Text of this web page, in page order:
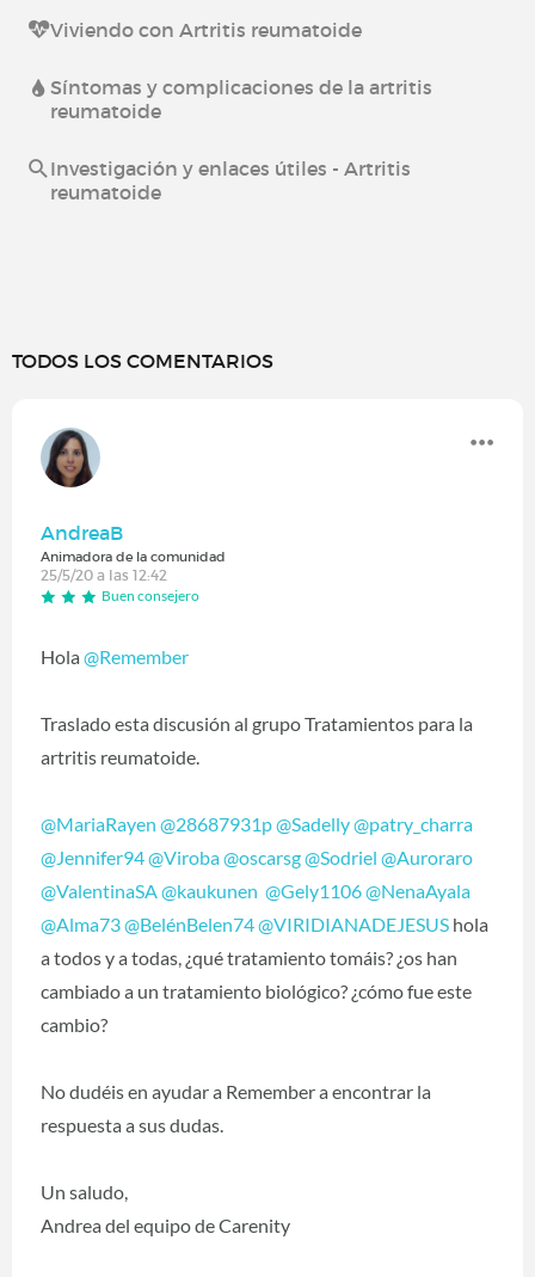
Viviendo con Artritis reumatoide
Síntomas y complicaciones de la artritis
reumatoide
Investigación y enlaces útiles - Artritis
reumatoide
TODOS LOS COMENTARIOS
AndreaB
Animadora de la comunidad
25/5/20 a las 12:42
Buen consejero
Hola @Remember
Traslado esta discusión al grupo Tratamientos para la
artritis reumatoide.
@MariaRayen @28687931p@Sadelly@patry_charra
@Jennifer94@Viroba@oscarsg@Sodriel @Auroraro
@ValentinaSA @kaukunen @Gely1106@NenaAyala
@Alma73@BelénBelen74@VIRIDIANADEJESUS ‍ hola
a todos y a todas, ¿qué tratamiento tomáis? ¿os han
cambiado a un tratamiento biológico? ¿cómo fue este
cambio?
No dudéis en ayudar a Remember a encontrar la
respuesta a sus dudas.
Un saludo,
Andrea del equipo de Carenity